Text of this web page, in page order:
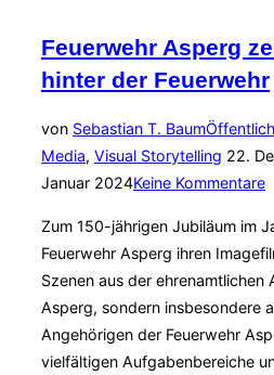
Presse-
und
für
Hessens
Feuerwehren“
Feuerwehr Asperg
hinter der Feuerwehr
von Sebastian T. Baum
Media, Visual Storytelling
am
22.
Januar 2024Keine Kommentare
Zum 150-jährigen Jubiläum im
Feuerwehr Asperg ihren
Szenen aus der ehrenamtlichen
Asperg, sondern insbesondere
Angehörigen der Feuerwehr
vielfältigen Aufgabenbereiche